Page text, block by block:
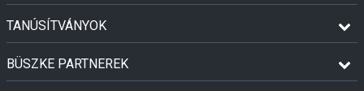
TANÚSÍTVÁNYOK
BÜSZKE PARTNEREK